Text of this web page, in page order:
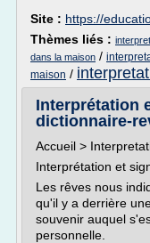
Site : https://
Thèmes liés :
dans la maison /
maison /
Interprétation
dictionnaire-
Accueil >
Interprétation et
Les rêves nous
qu'il y a derrière
souvenir auquel
personnelle.